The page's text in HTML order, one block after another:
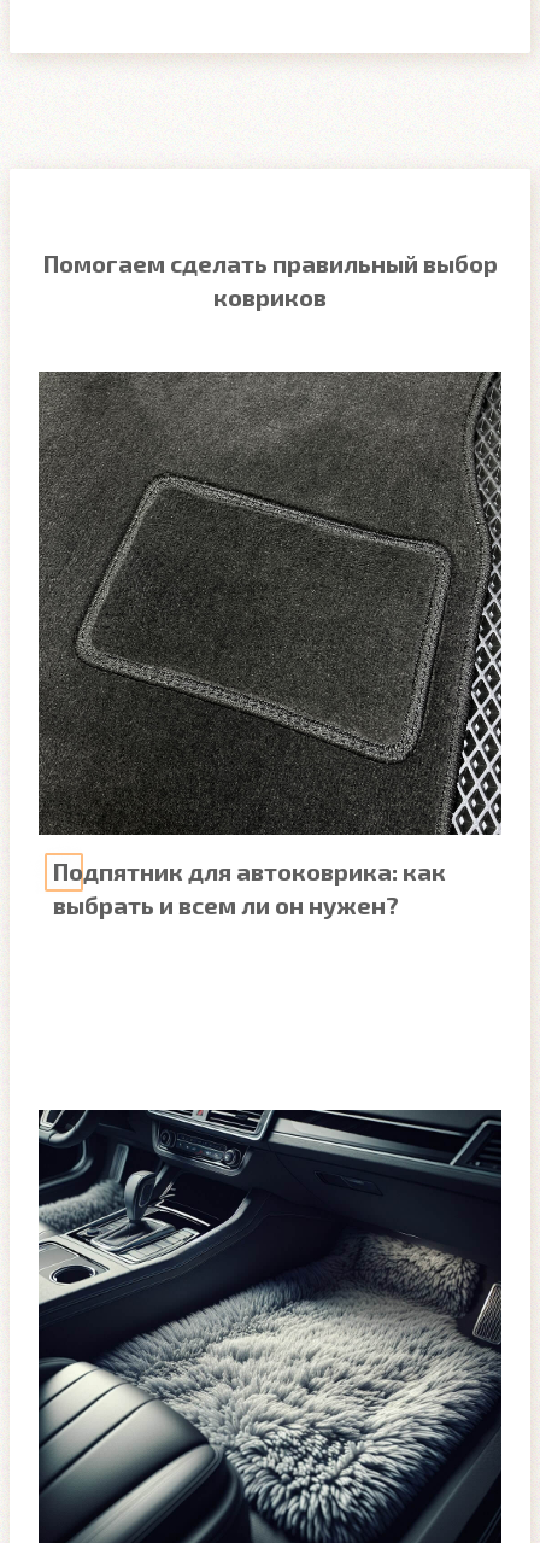
Помогаем сделать правильный выбор
ковриков
Подпятник для автоковрика: как
выбрать и всем ли он нужен?